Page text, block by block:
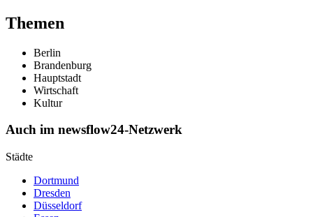
Themen
Berlin
Brandenburg
Hauptstadt
Wirtschaft
Kultur
Auch im newsflow24-Netzwerk
Städte
Dortmund
Dresden
Düsseldorf